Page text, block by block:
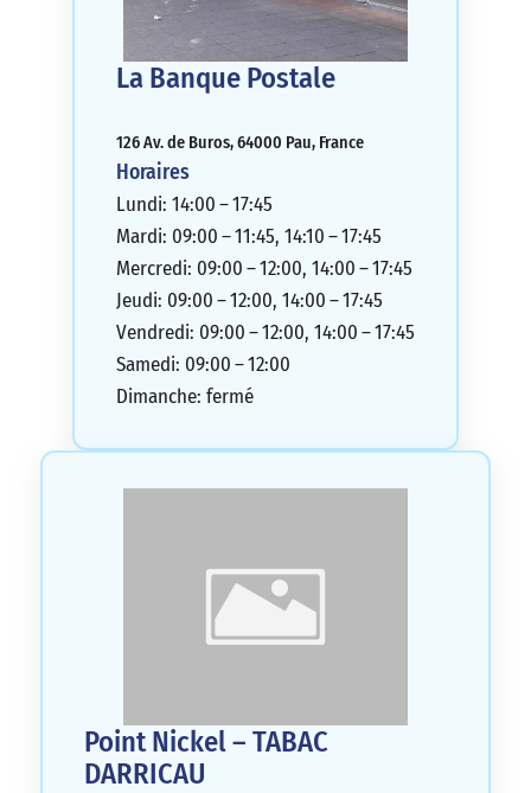
La Banque Postale
126 Av. de Buros, 64000 Pau, France
Horaires
Lundi: 14:00 – 17:45
Mardi: 09:00 – 11:45, 14:10 – 17:45
Mercredi: 09:00 – 12:00, 14:00 – 17:45
Jeudi: 09:00 – 12:00, 14:00 – 17:45
Vendredi: 09:00 – 12:00, 14:00 – 17:45
Samedi: 09:00 – 12:00
Dimanche: fermé
Point Nickel – TABAC
DARRICAU